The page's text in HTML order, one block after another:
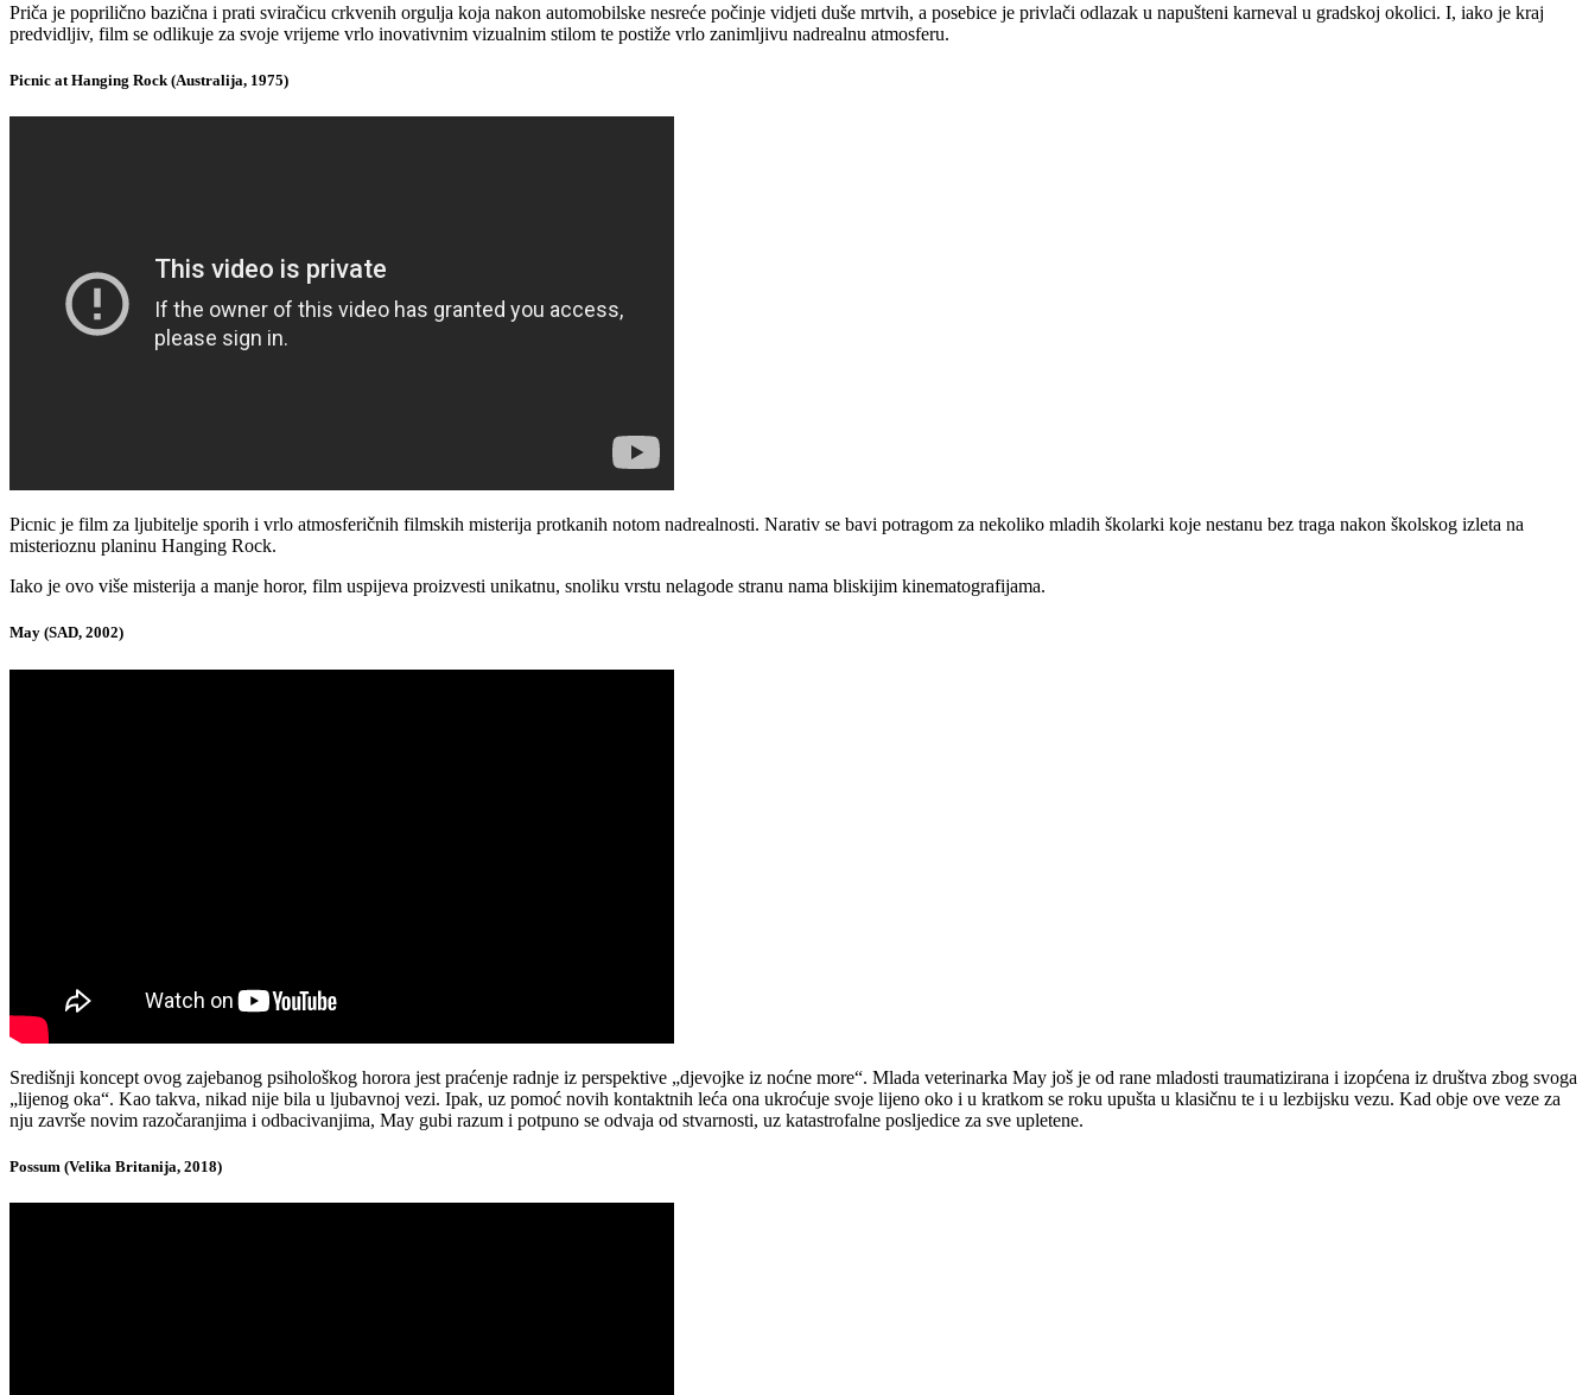
Priča je poprilično bazična i prati sviračicu crkvenih orgulja koja nakon automobilske nesreće počinje vidjeti duše mrtvih, a posebice je privlači odlazak u napušteni karneval u gradskoj okolici. I, iako je kraj
predvidljiv, film se odlikuje za svoje vrijeme vrlo inovativnim vizualnim stilom te postiže vrlo zanimljivu nadrealnu atmosferu.
Picnic at Hanging Rock (Australija, 1975)
Picnic je film za ljubitelje sporih i vrlo atmosferičnih filmskih misterija protkanih notom nadrealnosti. Narativ se bavi potragom za nekoliko mladih školarki koje nestanu bez traga nakon školskog izleta na
misterioznu planinu Hanging Rock.
Iako je ovo više misterija a manje horor, film uspijeva proizvesti unikatnu, snoliku vrstu nelagode stranu nama bliskijim kinematografijama.
May (SAD, 2002)
Središnji koncept ovog zajebanog psihološkog horora jest praćenje radnje iz perspektive „djevojke iz noćne more“. Mlada veterinarka May još je od rane mladosti traumatizirana i izopćena iz društva zbog svoga
„lijenog oka“. Kao takva, nikad nije bila u ljubavnoj vezi. Ipak, uz pomoć novih kontaktnih leća ona ukroćuje svoje lijeno oko i u kratkom se roku upušta u klasičnu te i u lezbijsku vezu. Kad obje ove veze za
nju završe novim razočaranjima i odbacivanjima, May gubi razum i potpuno se odvaja od stvarnosti, uz katastrofalne posljedice za sve upletene.
Possum (Velika Britanija, 2018)